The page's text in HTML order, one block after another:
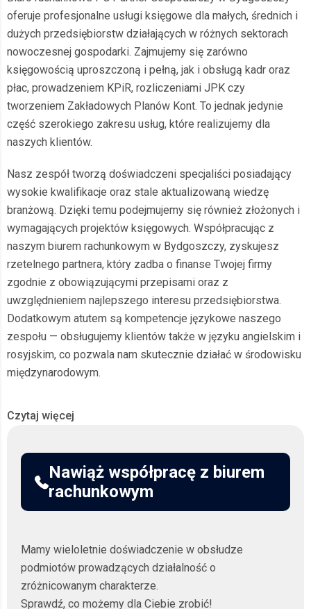
oferuje profesjonalne usługi księgowe dla małych, średnich i
dużych przedsiębiorstw działających w różnych sektorach
nowoczesnej gospodarki. Zajmujemy się zarówno
księgowością uproszczoną i pełną, jak i obsługą kadr oraz
płac, prowadzeniem KPiR, rozliczeniami JPK czy
tworzeniem Zakładowych Planów Kont. To jednak jedynie
część szerokiego zakresu usług, które realizujemy dla
naszych klientów.
Nasz zespół tworzą doświadczeni specjaliści posiadający
wysokie kwalifikacje oraz stale aktualizowaną wiedzę
branżową. Dzięki temu podejmujemy się również złożonych i
wymagających projektów księgowych. Współpracując z
naszym biurem rachunkowym w Bydgoszczy, zyskujesz
rzetelnego partnera, który zadba o finanse Twojej firmy
zgodnie z obowiązującymi przepisami oraz z
uwzględnieniem najlepszego interesu przedsiębiorstwa.
Dodatkowym atutem są kompetencje językowe naszego
zespołu — obsługujemy klientów także w języku angielskim i
rosyjskim, co pozwala nam skutecznie działać w środowisku
międzynarodowym.
Profesjonalne biuro rachunkowe w
obsługa księgowa dla
przedsiębiorców
Prowadzenie własnej firmy wiąże się z wieloma
czasu na analizowanie skomplikowanych przepisów
podatkowych i rachunkowych. Naszebiuro rachunkowe
zapewnia pełne wsparcie w zakresie księgowości,
przejmując wszystkie formalności związane z obsługą
Czytaj więcej
Nawiąż współpracę z biurem
rachunkowym
Mamy wieloletnie doświadczenie w obsłudze
podmiotów prowadzących działalność o
zróżnicowanym charakterze.
Sprawdź, co możemy dla Ciebie zrobić!